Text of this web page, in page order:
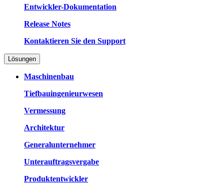
Entwickler-Dokumentation
Release Notes
Kontaktieren Sie den Support
Lösungen
Maschinenbau
Tiefbauingenieurwesen
Vermessung
Architektur
Generalunternehmer
Unterauftragsvergabe
Produktentwickler